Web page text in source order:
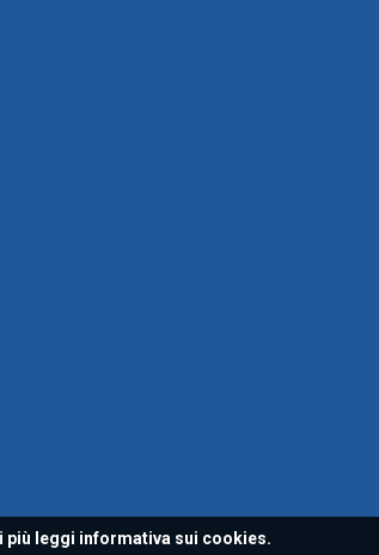
più leggi informativa sui cookies.